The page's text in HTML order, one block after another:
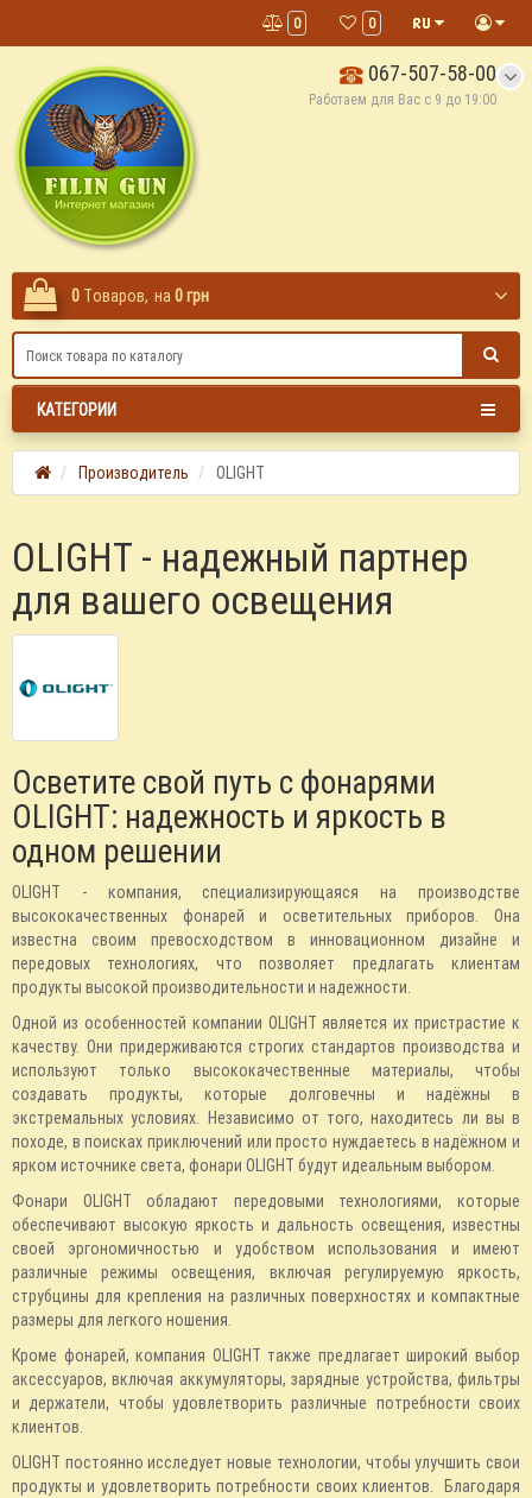
0
0
067-507-58-00
Работаем для Вас с 9 до 19:00
0 Tоваров, на 0 грн
КАТЕГОРИИ
Производитель OLIGHT
OLIGHT - надежный партнер
для вашего освещения
Осветите свой путь с фонарями
OLIGHT: надежность и яркость в
одном решении
OLIGHT - компания, специализирующаяся на производстве
высококачественных фонарей и осветительных приборов. Она
известна своим превосходством в инновационном дизайне и
передовых технологиях, что позволяет предлагать клиентам
продукты высокой производительности и надежности.
Одной из особенностей компании OLIGHT является их пристрастие к
качеству. Они придерживаются строгих стандартов производства и
используют только высококачественные материалы, чтобы
создавать продукты, которые долговечны и надёжны в
экстремальных условиях. Независимо от того, находитесь ли вы в
походе, в поисках приключений или просто нуждаетесь в надёжном и
ярком источнике света, фонари OLIGHT будут идеальным выбором.
Фонари OLIGHT обладают передовыми технологиями, которые
обеспечивают высокую яркость и дальность освещения, известны
своей эргономичностью и удобством использования и имеют
различные режимы освещения, включая регулируемую яркость,
струбцины для крепления на различных поверхностях и компактные
размеры для легкого ношения.
Кроме фонарей, компания OLIGHT также предлагает широкий выбор
аксессуаров, включая аккумуляторы, зарядные устройства, фильтры
и держатели, чтобы удовлетворить различные потребности своих
клиентов.
OLIGHT постоянно исследует новые технологии, чтобы улучшить свои
продукты и удовлетворить потребности своих клиентов. Благодаря